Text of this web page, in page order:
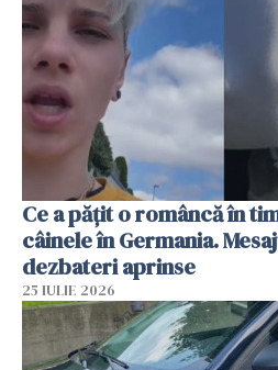
Ce a pățit o româncă în
câinele în Germania.
dezbateri aprinse
25 IULIE 2026